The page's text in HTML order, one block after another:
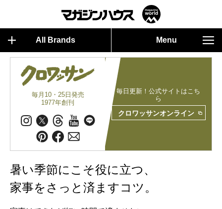
All Brands Menu
毎月10・25日発売
1977年創刊
毎日更新！公式サイトはこち
ら
クロワッサンオンライン
暑い季節にこそ役に立つ、
家事をさっと済ますコツ。